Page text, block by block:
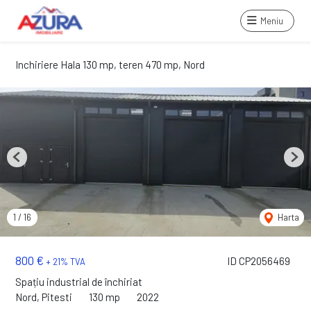
Meniu
Inchiriere Hala 130 mp, teren 470 mp, Nord
ID CP2056469
800 € + 21% TVA
Spațiu industrial de închiriat
Nord, Pitesti
130 mp 2022
1 / 16 Harta
Previous Next